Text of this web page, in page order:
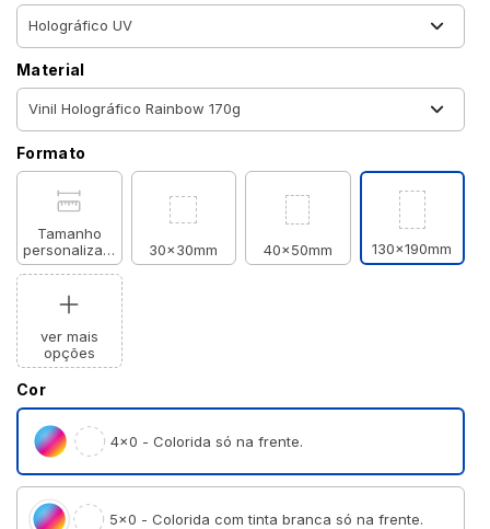
Material
Formato
Tamanho
personalizado
30x30mm 40x50mm 130x190mm
ver mais
opções
Cor
4×0 - Colorida só na frente.
5×0 - Colorida com tinta branca só na frente.